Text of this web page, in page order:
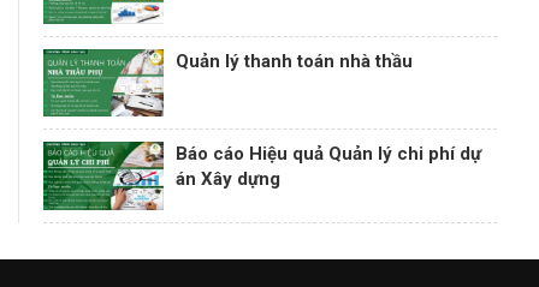
Quản lý thanh toán nhà thầu
Báo cáo Hiệu quả Quản lý chi phí dự
án Xây dựng